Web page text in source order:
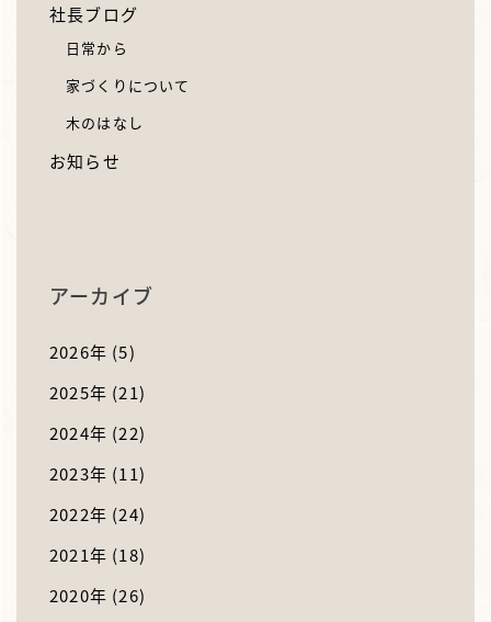
社長ブログ
日常から
家づくりについて
木のはなし
お知らせ
アーカイブ
2026年 (5)
2025年 (21)
2024年 (22)
2023年 (11)
2022年 (24)
2021年 (18)
2020年 (26)